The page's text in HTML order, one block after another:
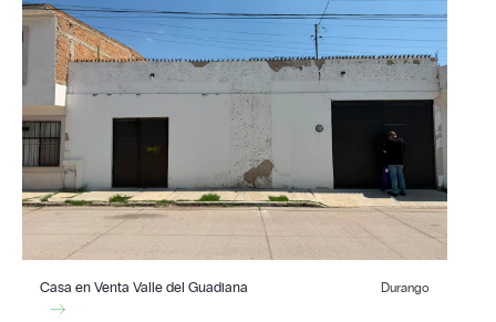
Casa en Venta Valle del Guadiana Durango